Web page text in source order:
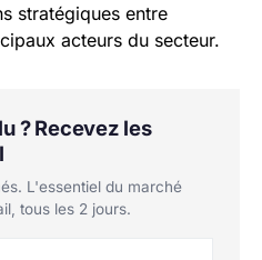
stratégiques entre
acteurs du secteur.
? Recevez les
L'essentiel du marché
tous les 2 jours.